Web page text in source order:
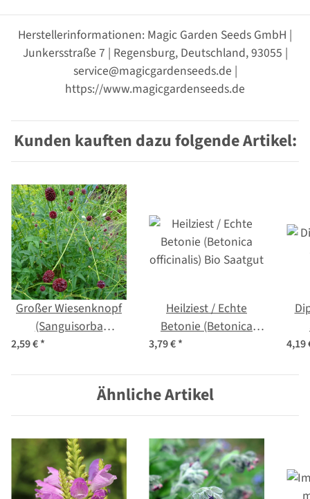
Herstellerinformationen: Magic Garden Seeds GmbH |
Junkersstraße 7 | Regensburg, Deutschland, 93055 |
service@magicgardenseeds.de |
https://www.magicgardenseeds.de
Kunden kauften dazu folgende Artikel:
Großer Wiesenknopf
(Sanguisorba
officinalis) Samen
2,59 €*
Heilziest / Echte
Betonie (Betonica
officinalis) Bio Saatgut
3,79 €* 4,19
Ähnliche Artikel